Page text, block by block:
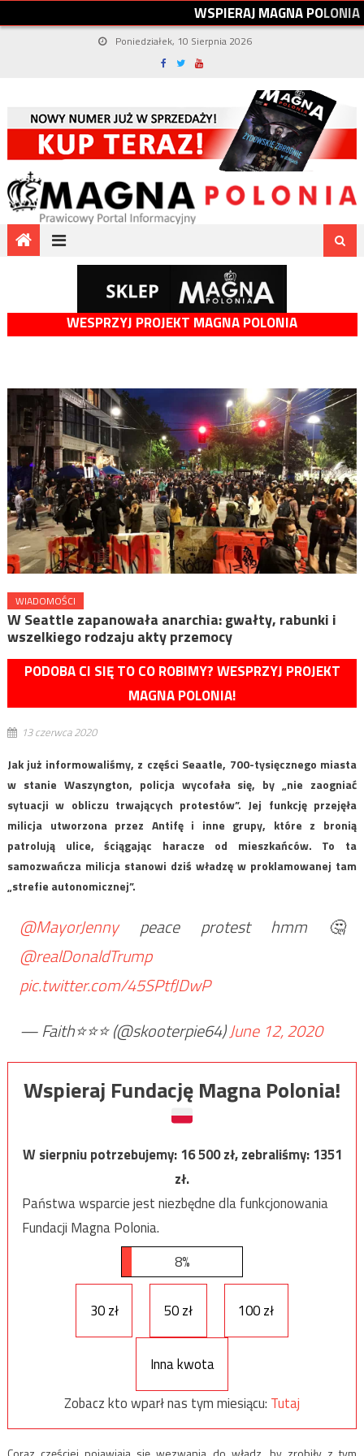
WSPIERAJMAGNAPOLONIA
Poniedziałek, 10 Sierpnia 2026
WESPRZYJ PROJEKT MAGNA POLONIA
WIADOMOŚCI
W Seattle zapanowała anarchia: gwałty, rabunki i
wszelkiego rodzaju akty przemocy
PODOBA CI SIĘ TO CO ROBIMY? WESPRZYJ PROJEKT
MAGNA POLONIA!
13 czerwca 2020
Jak już informowaliśmy, z części Seaatle, 700-tysięcznego miasta
w stanie Waszyngton, policja wycofała się, by „nie zaogniać
sytuacji w obliczu trwających protestów”. Jej funkcję przejęła
milicja utworzona przez Antifę i inne grupy, które z bronią
patrolują ulice, ściągając haracze od mieszkańców. To ta
samozwańcza milicja stanowi dziś władzę w proklamowanej tam
„strefie autonomicznej”.
@MayorJennypeace protest hmm 🤔
@realDonaldTrump
pic.twitter.com/45SPtfJDwP
— Faith⭐️⭐️⭐️ (@skooterpie64)June 12, 2020
Wspieraj Fundację Magna Polonia!
W sierpniu potrzebujemy:16 500zł, zebraliśmy:1351
zł.
Państwa wsparcie jest niezbędne dla funkcjonowania
Fundacji Magna Polonia.
8%
30 zł 50 zł 100 zł
Inna kwota
Zobacz kto wparł nas tym miesiącu: Tutaj